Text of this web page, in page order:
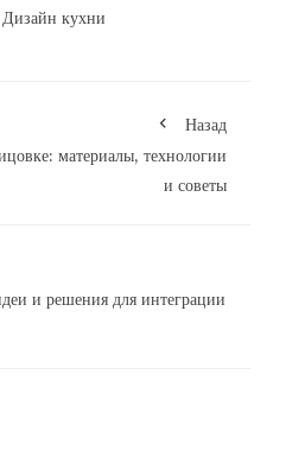
Дизайн кухни
Назад
материалы, технологии
и советы
и решения для интеграции